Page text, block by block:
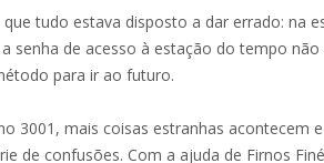
que tudo estava disposto a dar errado: na
a senha de acesso à estação do tempo
para ir ao futuro.
3001, mais coisas estranhas acontecem
de confusões. Com a ajuda de Firnos